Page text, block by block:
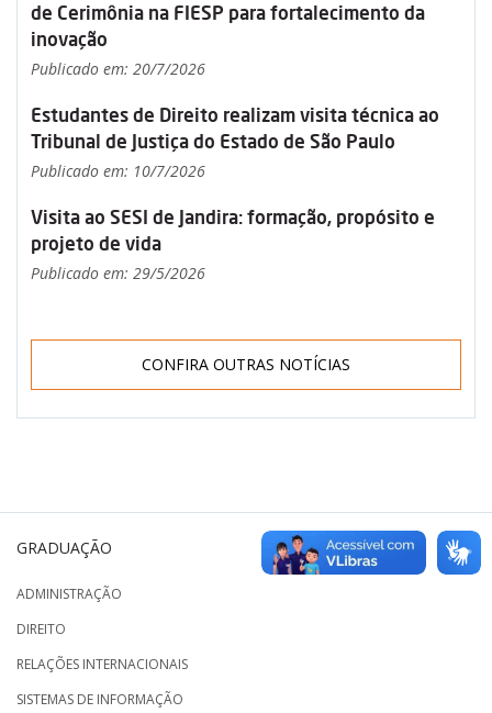
de Cerimônia na FIESP para fortalecimento da
inovação
Publicado em: 20/7/2026
Estudantes de Direito realizam visita técnica ao
Tribunal de Justiça do Estado de São Paulo
Publicado em: 10/7/2026
Visita ao SESI de Jandira: formação, propósito e
projeto de vida
Publicado em: 29/5/2026
CONFIRA OUTRAS NOTÍCIAS
GRADUAÇÃO
ADMINISTRAÇÃO
DIREITO
RELAÇÕES INTERNACIONAIS
SISTEMAS DE INFORMAÇÃO